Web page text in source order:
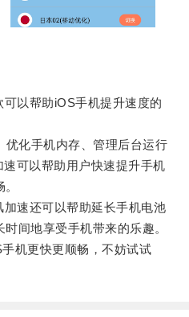
以帮助iOS手机提升速度的
化手机内存、管理后台运行
可以帮助用户快速提升手机
速还可以帮助延长手机电池
间地享受手机带来的乐趣。
机更快更顺畅，不妨试试